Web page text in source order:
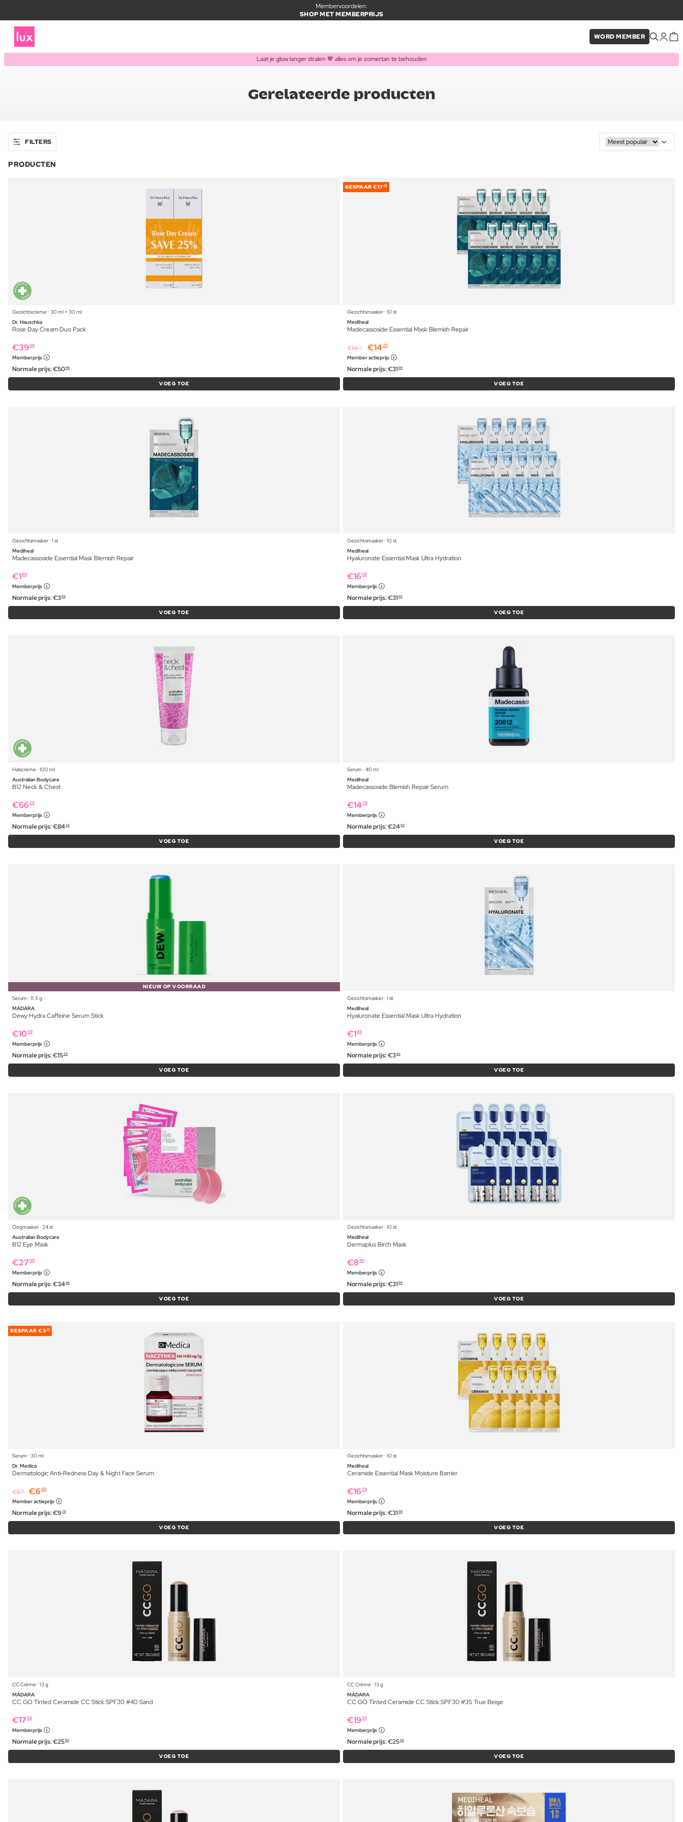
Membervoordelen:
SHOP MET MEMBERPRIJS
WORD MEMBER
Laat je glow langer stralen 🤎 alles om je zomertan te behouden
Gerelateerde producten
FILTERS
PRODUCTEN
Gezichtscrème ⋅ 30 ml + 30 ml
Dr. Hauschka
Rose Day Cream Duo Pack
€3909
Memberprijs
Normale prijs:€5049
VOEG TOE
BESPAAR €17 64
Gezichtsmasker ⋅ 10 st
Mediheal
Madecassoside Essential Mask Blemish Repair
€1479 €14 35
Member actieprijs
Normale prijs:€3199
VOEG TOE
Gezichtsmasker ⋅ 1 st
Mediheal
Madecassoside Essential Mask Blemish Repair
€189
Memberprijs
Normale prijs:€389
VOEG TOE
Gezichtsmasker ⋅ 10 st
Mediheal
Hyaluronate Essential Mask Ultra Hydration
€16 09
Memberprijs
Normale prijs:€3199
VOEG TOE
Halscrème ⋅ 100 ml
Australian Bodycare
B12 Neck & Chest
€66 29
Memberprijs
Normale prijs:€8429
VOEG TOE
Serum ⋅ 40 ml
Mediheal
Madecassoside Blemish Repair Serum
€14 29
Memberprijs
Normale prijs:€2499
VOEG TOE
NIEUW OP VOORRAAD
Serum ⋅ 11.5 g
MÁDARA
Dewy Hydra Caffeine Serum Stick
€1059
Memberprijs
Normale prijs:€1529
VOEG TOE
Gezichtsmasker ⋅ 1 st
Mediheal
Hyaluronate Essential Mask Ultra Hydration
€189
Memberprijs
Normale prijs:€389
VOEG TOE
Oogmasker ⋅ 24 st
Australian Bodycare
B12 Eye Mask
€27 09
Memberprijs
Normale prijs:€3449
VOEG TOE
Gezichtsmasker ⋅ 10 st
Mediheal
Dermaplus Birch Mask
€8 49
Memberprijs
Normale prijs:€3199
VOEG TOE
BESPAAR €379
Serum ⋅ 30 ml
Dr. Medica
Dermatologic Anti-Redness Day & Night Face Serum
€619 €600
Member actieprijs
Normale prijs:€9 79
VOEG TOE
Gezichtsmasker ⋅ 10 st
Mediheal
Ceramide Essential Mask Moisture Barrier
€16 29
Memberprijs
Normale prijs:€3199
VOEG TOE
CC Crème ⋅ 13 g
MÁDARA
CC GO Tinted Ceramide CC Stick SPF30 #40 Sand
€17 59
Memberprijs
Normale prijs:€2599
VOEG TOE
CC Crème ⋅ 13 g
MÁDARA
CC GO Tinted Ceramide CC Stick SPF30 #35 True Beige
€1959
Memberprijs
Normale prijs:€2599
VOEG TOE